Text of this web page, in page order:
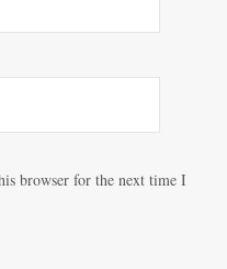
browser for the next time I